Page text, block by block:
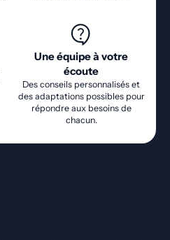
Une équipe à votre
écoute
Des conseils personnalisés et
des adaptations possibles pour
répondre aux besoins de
chacun.